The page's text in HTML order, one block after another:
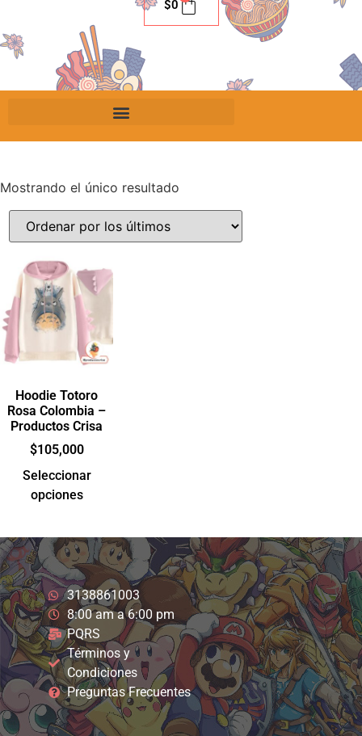
$0
Mostrando el único resultado
Hoodie Totoro
Rosa Colombia –
Productos Crisa
$105,000
Seleccionar
opciones
3138861003
8:00 am a 6:00 pm
PQRS
Términos y
Condiciones
Preguntas Frecuentes